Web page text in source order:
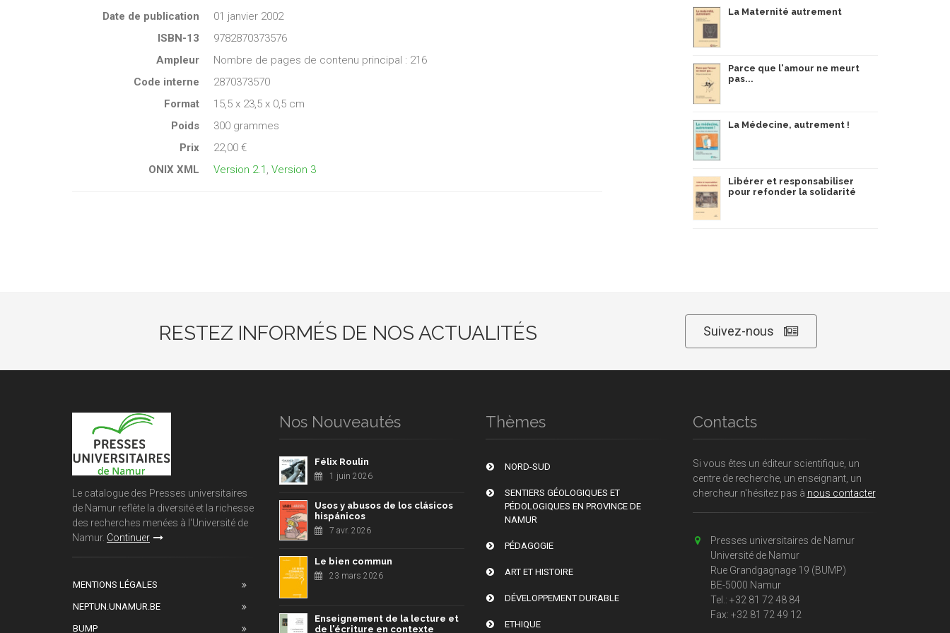
Date de publication
01 janvier 2002
ISBN-13
9782870373576
Ampleur
Nombre de pages de contenu principal : 216
Code interne
2870373570
Format
15,5 x 23,5 x 0,5 cm
Poids
300 grammes
Prix
22,00 €
ONIX XML
Version 2.1 Version 3
La Maternité autrement
Parce que l'amour ne meurt
pas...
La Médecine, autrement !
Libérer et responsabiliser
pour refonder la solidarité
RESTEZ INFORMÉS DE NOS ACTUALITÉS Suivez-nous
Le catalogue des Presses universitaires
de Namur reflète la diversité et la richesse
des recherches menées à l'Université de
Namur. Continuer
MENTIONS LÉGALES
NEPTUN.UNAMUR.BE
BUMP
Nos Nouveautés
Félix Roulin
1 juin 2026
Usos y abusos de los clásicos
hispánicos
7 avr. 2026
Le bien commun
23 mars 2026
Enseignement de la lecture et
de l'écriture en contexte
Thèmes
NORD-SUD
SENTIERS GÉOLOGIQUES ET
PÉDOLOGIQUES EN PROVINCE DE
NAMUR
PÉDAGOGIE
ART ET HISTOIRE
DÉVELOPPEMENT DURABLE
ETHIQUE
Contacts
Si vous êtes un éditeur scientifique, un
centre de recherche, un enseignant, un
chercheur n'hésitez pas à nous contacter
Presses universitaires de Namur
Université de Namur
Rue Grandgagnage 19 (BUMP)
BE-5000 Namur
Tel.: +32 81 72 48 84
Fax: +32 81 72 49 12